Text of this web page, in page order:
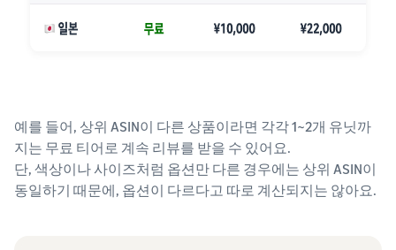
예를 들어, 상위 ASIN이 다른 상품이라면 각각 1~2개 유닛까
지는 무료 티어로 계속 리뷰를 받을 수 있어요.
단, 색상이나 사이즈처럼 옵션만 다른 경우에는 상위 ASIN이
동일하기 때문에, 옵션이 다르다고 따로 계산되지는 않아요.